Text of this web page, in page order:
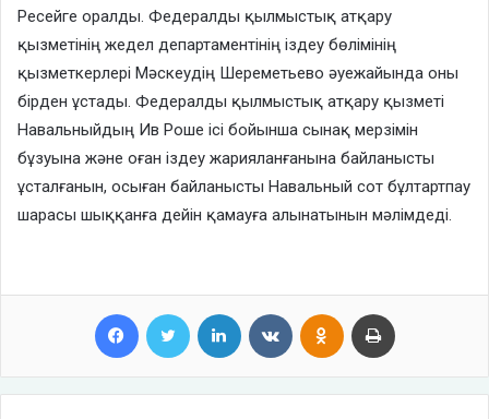
Ресейге оралды. Федералды қылмыстық атқару
қызметінің жедел департаментінің іздеу бөлімінің
қызметкерлері Мәскеудің Шереметьево әуежайында оны
бірден ұстады. Федералды қылмыстық атқару қызметі
Навальныйдың Ив Роше ісі бойынша сынақ мерзімін
бұзуына және оған іздеу жарияланғанына байланысты
ұсталғанын, осыған байланысты Навальный сот бұлтартпау
шарасы шыққанға дейін қамауға алынатынын мәлімдеді.
Facebook Twitter LinkedIn VKontakteOdnoklassniki